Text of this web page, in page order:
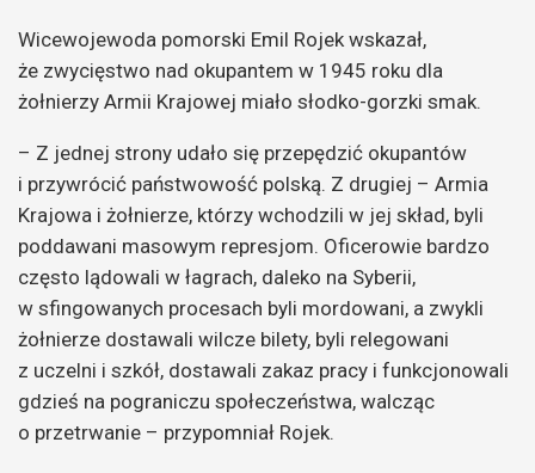
Wicewojewoda pomorski Emil Rojek wskazał,
że zwycięstwo nad okupantem w 1945 roku dla
żołnierzy Armii Krajowej miało słodko-gorzki smak.
– Z jednej strony udało się przepędzić okupantów
i przywrócić państwowość polską. Z drugiej – Armia
Krajowa i żołnierze, którzy wchodzili w jej skład, byli
poddawani masowym represjom. Oficerowie bardzo
często lądowali w łagrach, daleko na Syberii,
w sfingowanych procesach byli mordowani, a zwykli
żołnierze dostawali wilcze bilety, byli relegowani
z uczelni i szkół, dostawali zakaz pracy i funkcjonowali
gdzieś na pograniczu społeczeństwa, walcząc
o przetrwanie – przypomniał Rojek.